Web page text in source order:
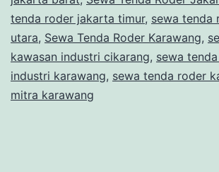
tenda roder jakarta timur, sewa tenda
utara, Sewa Tenda Roder Karawang,
kawasan industri cikarang, sewa
industri karawang, sewa tenda roder
mitra karawang